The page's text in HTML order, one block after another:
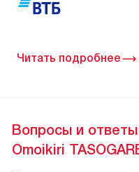
Читать подробнее
Вопросы и
Omoikiri